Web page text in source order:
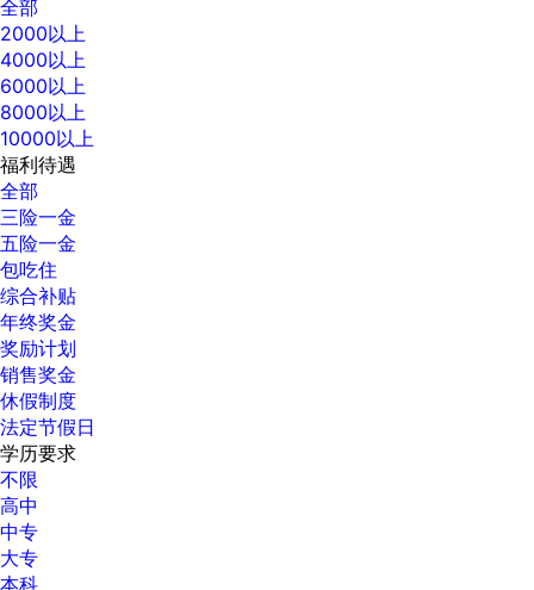
全部
2000以上
4000以上
6000以上
8000以上
10000以上
福利待遇
全部
三险一金
五险一金
包吃住
综合补贴
年终奖金
奖励计划
销售奖金
休假制度
法定节假日
学历要求
不限
高中
中专
大专
本科